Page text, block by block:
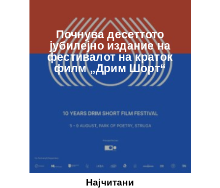
Почнува десеттото
јубилејно издание на
фестивалот на краток
филм „Дрим Шорт“
Најчитани